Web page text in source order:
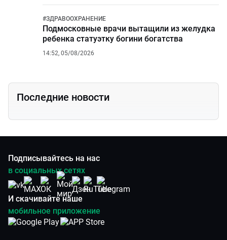
#ЗДРАВООХРАНЕНИЕ
Подмосковные врачи вытащили из желудка
ребенка статуэтку богини богатства
14:52, 05/08/2026
Последние новости
Подписывайтесь на нас
в социальных сетях
И скачивайте наше
мобильное приложение